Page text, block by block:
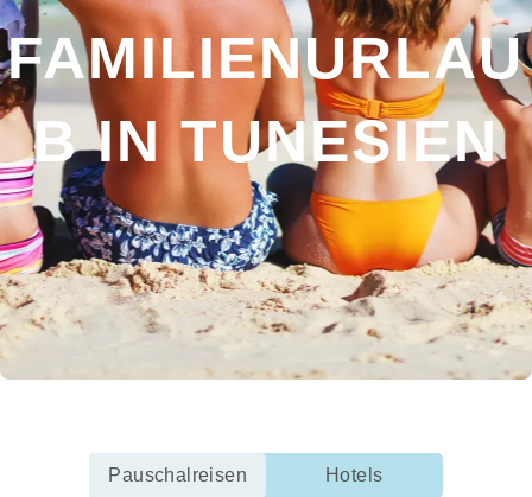
FAMILIENURLAU
B IN TUNESIEN
Pauschalreisen Hotels